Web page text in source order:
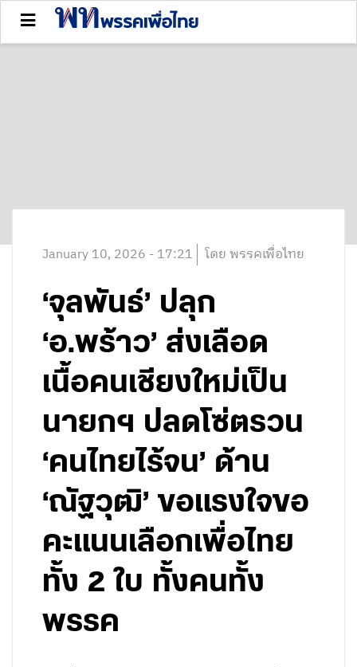
January 10, 2026 - 17:21 โดย พรรคเพื่อไทย
‘จุลพันธ์’ ปลุก
‘อ.พร้าว’ ส่งเลือด
เนื้อคนเชียงใหม่เป็น
นายกฯ ปลดโซ่ตรวน
‘คนไทยไร้จน’ ด้าน
‘ณัฐวุฒิ’ ขอแรงใจขอ
คะแนนเลือกเพื่อไทย
ทั้ง 2 ใบ ทั้งคนทั้ง
พรรค